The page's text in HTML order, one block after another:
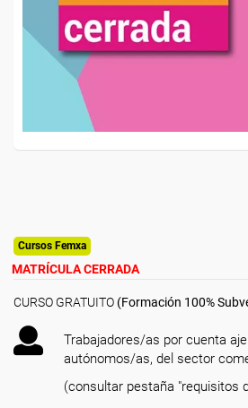
Cursos Femxa
MATRÍCULA CERRADA
CURSO GRATUITO (Formación 100%
Trabajadores/as por cuenta
autónomos/as, del sector
(consultar pestaña "requisitos